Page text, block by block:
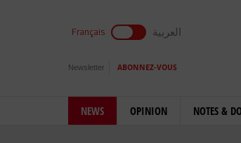
Français العربية
Newsletter ABONNEZ-VOUS
NEWS OPINION NOTES &